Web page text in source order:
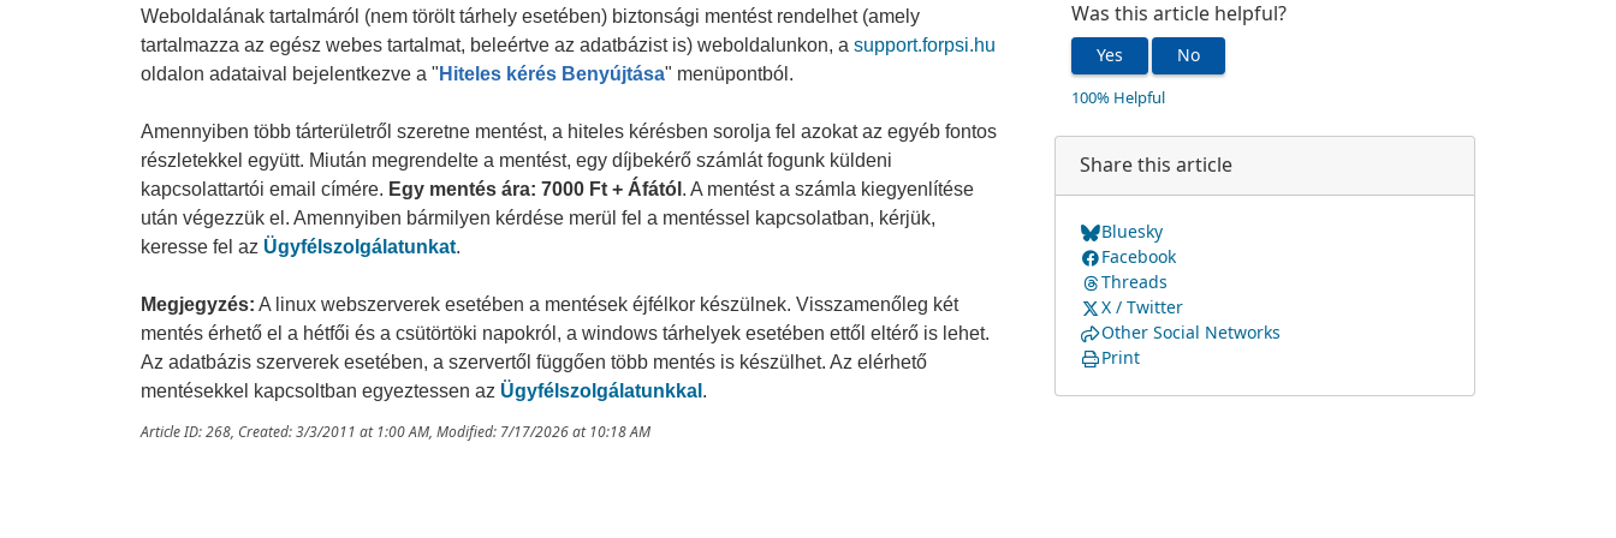
Weboldalának tartalmáról (nem törölt tárhely esetében) biztonsági mentést rendelhet (amely
tartalmazza az egész webes tartalmat, beleértve az adatbázist is) weboldalunkon, a support.forpsi.hu
oldalon adataival bejelentkezve a " Hiteles kérés Benyújtása" menüpontból.
Amennyiben több tárterületről szeretne mentést, a hiteles kérésben sorolja fel azokat az egyéb fontos
részletekkel együtt. Miután megrendelte a mentést, egy díjbekérő számlát fogunk küldeni
kapcsolattartói email címére. Egy mentés ára: 7000 Ft + Áfától . A mentést a számla kiegyenlítése
után végezzük el. Amennyiben bármilyen kérdése merül fel a mentéssel kapcsolatban, kérjük,
keresse fel az Ügyfélszolgálatunkat.
Megjegyzés: A linux webszerverek esetében a mentések éjfélkor készülnek. Visszamenőleg két
mentés érhető el a hétfői és a csütörtöki napokról, a windows tárhelyek esetében ettől eltérő is lehet.
Az adatbázis szerverek esetében, a szervertől függően több mentés is készülhet. Az elérhető
mentésekkel kapcsoltban egyeztessen az Ügyfélszolgálatunkkal .
Article ID: 268, Created: 3/3/2011 at 1:00 AM, Modified: 7/17/2026 at 10:18 AM
Was this article helpful?
Yes No
100% Helpful
Share this article
Bluesky
Facebook
Threads
X / Twitter
Other Social Networks
Print